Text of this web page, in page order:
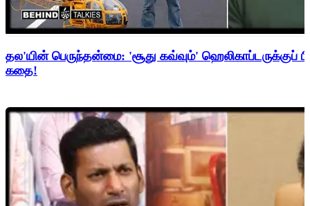
தல'யின் பெருந்தன்மை: 'சூது கவ்வும்' ஹெலிகாப்டருக்குப்
கதை!